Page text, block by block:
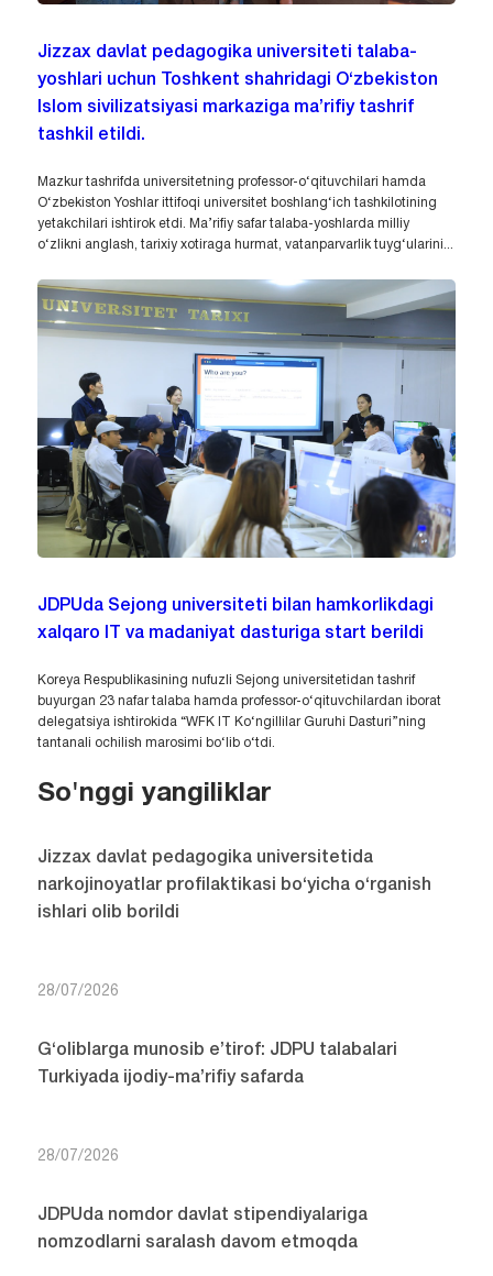
Jizzax davlat pedagogika universiteti talaba-
yoshlari uchun Toshkent shahridagi O‘zbekiston
Islom sivilizatsiyasi markaziga ma’rifiy tashrif
tashkil etildi.
Mazkur tashrifda universitetning professor-o‘qituvchilari hamda
O‘zbekiston Yoshlar ittifoqi universitet boshlang‘ich tashkilotining
yetakchilari ishtirok etdi. Ma’rifiy safar talaba-yoshlarda milliy
o‘zlikni anglash, tarixiy xotiraga hurmat, vatanparvarlik tuyg‘ularini...
JDPUda Sejong universiteti bilan hamkorlikdagi
xalqaro IT va madaniyat dasturiga start berildi
Koreya Respublikasining nufuzli Sejong universitetidan tashrif
buyurgan 23 nafar talaba hamda professor-o‘qituvchilardan iborat
delegatsiya ishtirokida “WFK IT Ko‘ngillilar Guruhi Dasturi”ning
tantanali ochilish marosimi bo‘lib o‘tdi.
So'nggi yangiliklar
Jizzax davlat pedagogika universitetida
narkojinoyatlar profilaktikasi bo‘yicha o‘rganish
ishlari olib borildi
28/07/2026
G‘oliblarga munosib e’tirof: JDPU talabalari
Turkiyada ijodiy-ma’rifiy safarda
28/07/2026
JDPUda nomdor davlat stipendiyalariga
nomzodlarni saralash davom etmoqda